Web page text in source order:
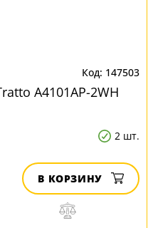
147503
A4101AP-2WH
2 шт.
В КОРЗИНУ